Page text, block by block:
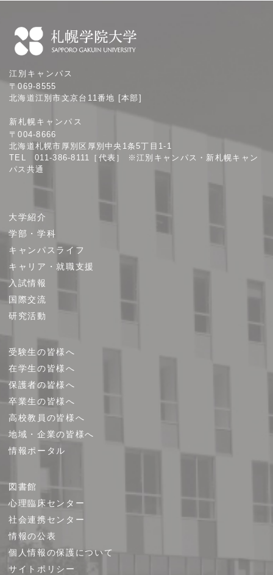
幌
学
大
学
江別キャンパス
〒069-8555
北海道江別市文京台11番地 [本部]
新札幌キャンパス
〒004-8666
北海道札幌市厚別区厚別中央1条5丁目1-1
TEL 011-386-8111［代表］ ※江別キャンパス・新札幌キャン
パス共通
ト
プ
大学紹介
学部・学科
キャンパスライフ
キャリア・就職支援
入試情報
国際交流
研究活動
受験生の皆様へ
在学生の皆様へ
保護者の皆様へ
卒業生の皆様へ
高校教員の皆様へ
地域・企業の皆様へ
情報ポータル
図書館
心理臨床センター
社会連携センター
情報の公表
個人情報の保護について
サイトポリシー